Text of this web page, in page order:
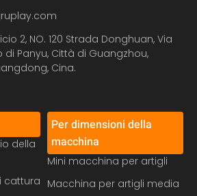
2, NO. 120 Strada Donghuan, Via
di Panyu, Città di Guangzhou,
Cina.
della
cattura
Per dimensioni della
macchina
Mini macchina per artigli
Macchina per artigli media